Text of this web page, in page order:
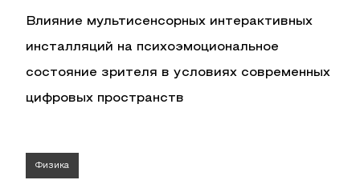
Влияние мультисенсорных интерактивных
инсталляций на психоэмоциональное
состояние зрителя в условиях современных
цифровых пространств
Физика